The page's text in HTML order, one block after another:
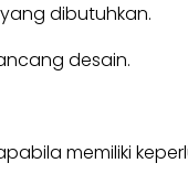
dibutuhkan.
desain.
memiliki